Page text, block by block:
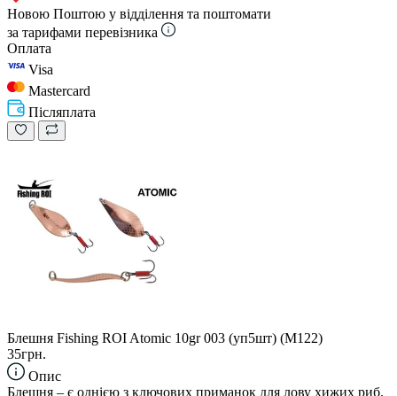
Новою Поштою у відділення та поштомати
за тарифами перевізника
Оплата
Visa
Mastercard
Післяплата
Блешня Fishing ROI Atomic 10gr 003 (уп5шт) (M122)
35грн.
Опис
Блешня – є однією з ключових приманок для лову хижих риб.